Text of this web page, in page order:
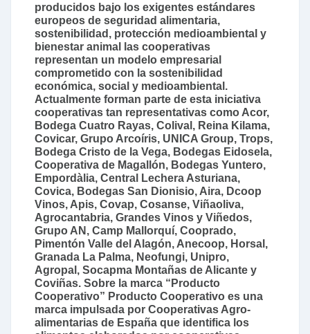
producidos bajo los exigentes estándares
europeos de seguridad alimentaria,
sostenibilidad, protección medioambiental y
bienestar animal las cooperativas
representan un modelo empresarial
comprometido con la sostenibilidad
económica, social y medioambiental.
Actualmente forman parte de esta iniciativa
cooperativas tan representativas como Acor,
Bodega Cuatro Rayas, Colival, Reina Kilama,
Covicar, Grupo Arcoíris, UNICA Group, Trops,
Bodega Cristo de la Vega, Bodegas Eidosela,
Cooperativa de Magallón, Bodegas Yuntero,
Empordàlia, Central Lechera Asturiana,
Covica, Bodegas San Dionisio, Aira, Dcoop
Vinos, Apis, Covap, Cosanse, Viñaoliva,
Agrocantabria, Grandes Vinos y Viñedos,
Grupo AN, Camp Mallorquí, Cooprado,
Pimentón Valle del Alagón, Anecoop, Horsal,
Granada La Palma, Neofungi, Unipro,
Agropal, Socapma Montañas de Alicante y
Coviñas. Sobre la marca “Producto
Cooperativo” Producto Cooperativo es una
marca impulsada por Cooperativas Agro-
alimentarias de España que identifica los